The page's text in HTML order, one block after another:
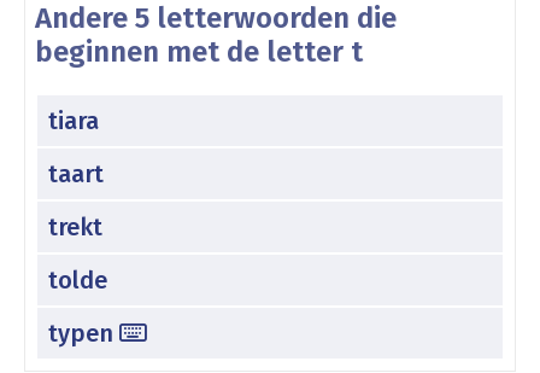
Andere 5 letterwoorden die
beginnen met de letter t
tiara
taart
trekt
tolde
typen